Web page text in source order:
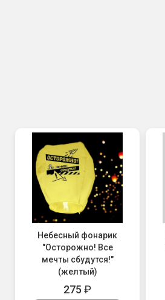
Небесный фонарик
"Осторожно! Все
мечты сбудутся!"
(желтый)
275 ₽